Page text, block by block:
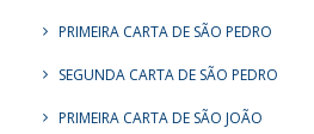
PRIMEIRA CARTA DE SÃO PEDRO
SEGUNDA CARTA DE SÃO PEDRO
PRIMEIRA CARTA DE SÃO JOÃO